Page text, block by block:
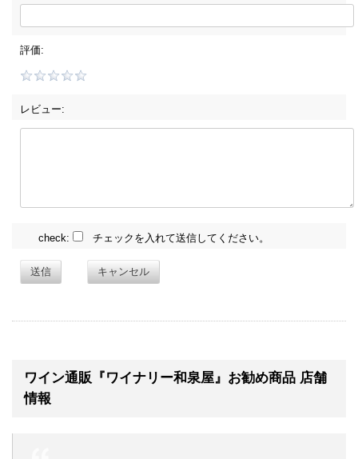
評価:
レビュー:
check: チェックを入れて送信してください。
送信 キャンセル
ワイン通販『ワイナリー和泉屋』お勧め商品 店舗
情報